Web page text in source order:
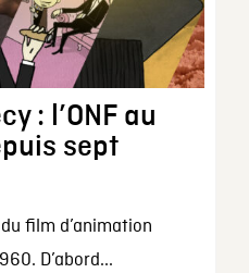
: l’ONF au
sept
film d’animation
D’abord...